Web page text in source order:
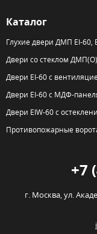
Каталог
Глухие двери ДМП EI-60,
Двери со стеклом ДМП(О)
Двери EI-60 с
Двери EI-60 с МДФ-
Двери EIW-60 с
Противопожарные
+7
г. Москва,ул.